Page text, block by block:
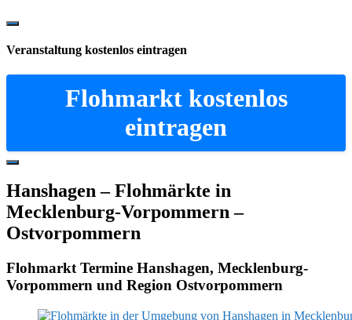
Show
Content
Veranstaltung kostenlos eintragen
Flohmarkt kostenlos
eintragen
Hide
Content
Hanshagen – Flohmärkte in
Mecklenburg-Vorpommern –
Ostvorpommern
Flohmarkt Termine Hanshagen, Mecklenburg-
Vorpommern und Region Ostvorpommern